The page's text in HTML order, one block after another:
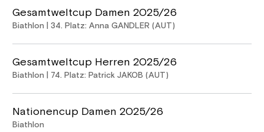
Gesamtweltcup Damen 2025/26
Biathlon | 34. Platz: Anna GANDLER (AUT)
Gesamtweltcup Herren 2025/26
Biathlon | 74. Platz: Patrick JAKOB (AUT)
Nationencup Damen 2025/26
Biathlon